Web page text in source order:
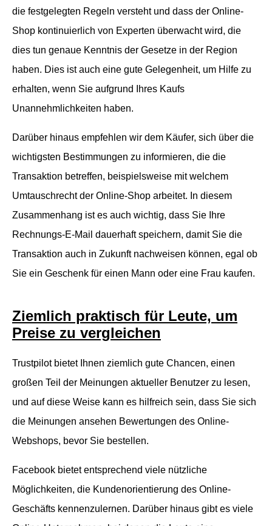
die festgelegten Regeln versteht und dass der Online-
Shop kontinuierlich von Experten überwacht wird, die
dies tun genaue Kenntnis der Gesetze in der Region
haben. Dies ist auch eine gute Gelegenheit, um Hilfe zu
erhalten, wenn Sie aufgrund Ihres Kaufs
Unannehmlichkeiten haben.
Darüber hinaus empfehlen wir dem Käufer, sich über die
wichtigsten Bestimmungen zu informieren, die die
Transaktion betreffen, beispielsweise mit welchem
Umtauschrecht der Online-Shop arbeitet. In diesem
Zusammenhang ist es auch wichtig, dass Sie Ihre
Rechnungs-E-Mail dauerhaft speichern, damit Sie die
Transaktion auch in Zukunft nachweisen können, egal ob
Sie ein Geschenk für einen Mann oder eine Frau kaufen.
Ziemlich praktisch für Leute, um
Preise zu vergleichen
Trustpilot bietet Ihnen ziemlich gute Chancen, einen
großen Teil der Meinungen aktueller Benutzer zu lesen,
und auf diese Weise kann es hilfreich sein, dass Sie sich
die Meinungen ansehen Bewertungen des Online-
Webshops, bevor Sie bestellen.
Facebook bietet entsprechend viele nützliche
Möglichkeiten, die Kundenorientierung des Online-
Geschäfts kennenzulernen. Darüber hinaus gibt es viele